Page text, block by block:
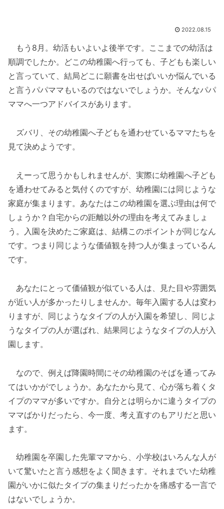
2022.08.15
もう8月。幼活もいよいよ後半です。ここまでの幼活は
順調でしたか。どこの幼稚園へ行っても、子どもも楽しい
と言っていて、結局どこに願書を出せばいいか悩んでいる
と言うパパママもいるのではないでしょうか。そんなパパ
ママへ一つアドバイスがあります。
ズバリ、その幼稚園へ子どもを通わせているママたちを
見て決めようです。
えーって思うかもしれませんが、実際に幼稚園へ子ども
を通わせてみると気付くのですが、幼稚園には同じような
家庭が集まります。あなたはこの幼稚園を選ぶ理由は何で
しょうか？自宅からの距離以外の理由を考えてみましょ
う。入園を決めたご家庭は、結構このポイントが同じなん
です。つまり同じような価値観を持つ人が集まっているん
です。
あなたにとって価値観が似ている人は、見た目や雰囲気
が近い人が多かったりしませんか。毎年入園する人は変わ
りますが、同じようなタイプの人が入園を希望し、同じよ
うなタイプの人が選ばれ、結果同じようなタイプの人が入
園します。
なので、例えば降園時間にその幼稚園のそばを通ってみ
てはいかがでしょうか。あなたから見て、心が落ち着くタ
イプのママが多いですか。自分とは明らかに違うタイプの
ママばかりだったら、今一度、考え直すのもアリだと思い
ます。
幼稚園を卒園した先輩ママから、小学校はいろんな人が
いて驚いたと言う感想をよく聞きます。それまでいた幼稚
園がいかに似たタイプの集まりだったかを痛感する一言で
はないでしょうか。